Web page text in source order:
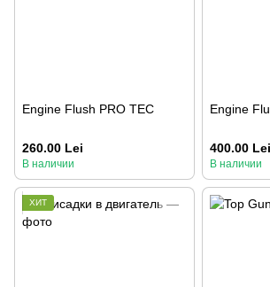
Engine Flush PRO TEC
260.00 Lei
В наличии
Engine
400.00 Lei
В наличии
ХИТ